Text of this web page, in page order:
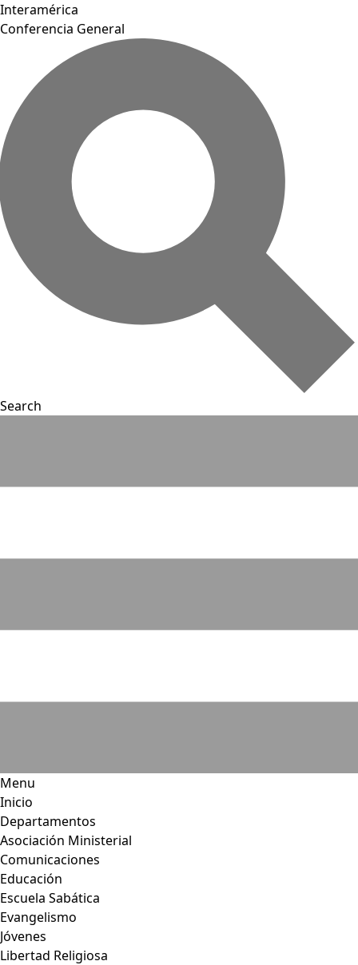
Interamérica
Conferencia General
Search
Menu
Inicio
Departamentos
Asociación Ministerial
Comunicaciones
Educación
Escuela Sabática
Evangelismo
Jóvenes
Libertad Religiosa